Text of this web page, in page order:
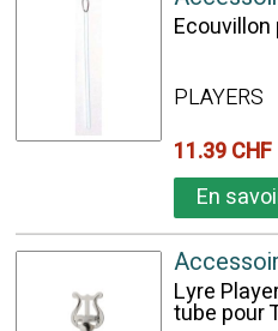
PLAYERS
11.39 CHF
En
Lyre
tube pour